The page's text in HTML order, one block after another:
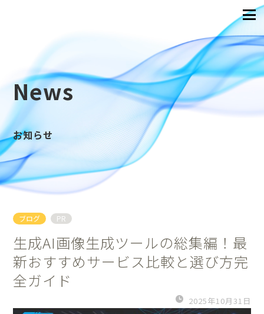
News
お知らせ
ブログ PR
生成AI画像生成ツールの総集編！最
新おすすめサービス比較と選び方完
全ガイド
2025年10月31日